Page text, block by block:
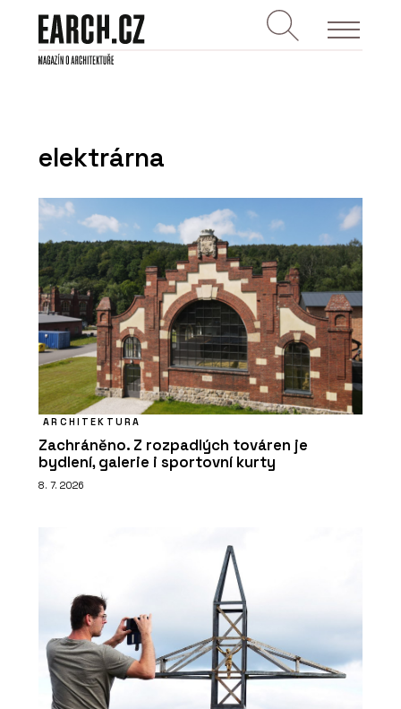
elektrárna
ARCHITEKTURA
Zachráněno. Z rozpadlých továren je
bydlení, galerie i sportovní kurty
8. 7. 2026